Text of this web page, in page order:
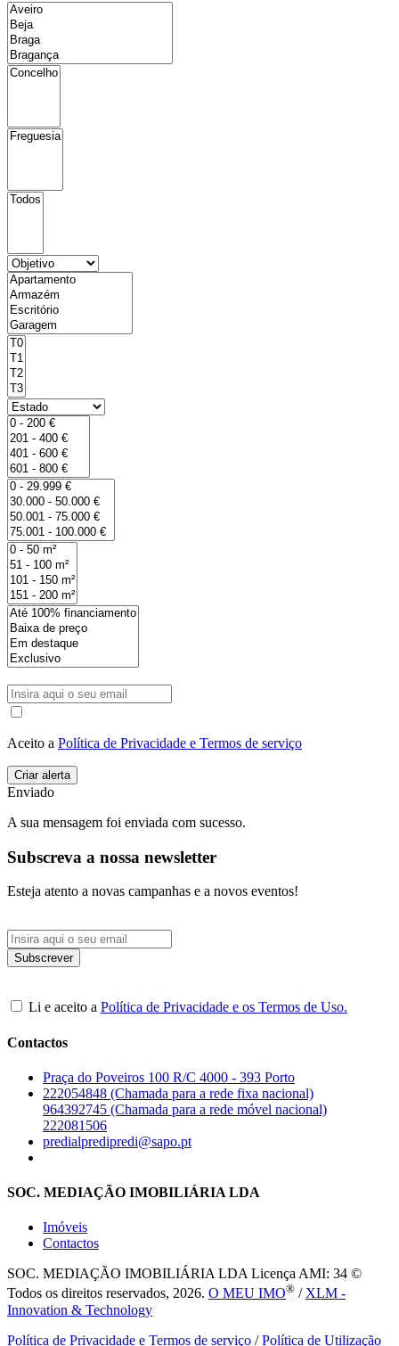
Aceito a Política de Privacidade e Termos de serviço
Enviado
A sua mensagem foi enviada com sucesso.
Subscreva a nossa newsletter
Esteja atento a novas campanhas e a novos eventos!
Li e aceito a Política de Privacidade e os Termos de Uso.
Contactos
Praça do Poveiros 100 R/C 4000 - 393 Porto
222054848 (Chamada para a rede fixa nacional)
964392745 (Chamada para a rede móvel nacional)
222081506
predialpredipredi@sapo.pt
SOC. MEDIAÇÃO IMOBILIÁRIA LDA
Imóveis
Contactos
SOC. MEDIAÇÃO IMOBILIÁRIA LDA Licença AMI: 34 ©
Todos os direitos reservados, 2026. O MEU IMO® /XLM -
Innovation & Technology
Política de Privacidade e Termos de serviço /Política de Utilização